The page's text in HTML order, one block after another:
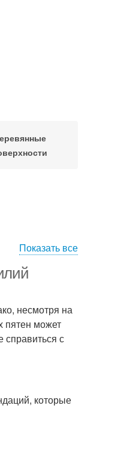
Показать все
несмотря на
пятен может
с
которые